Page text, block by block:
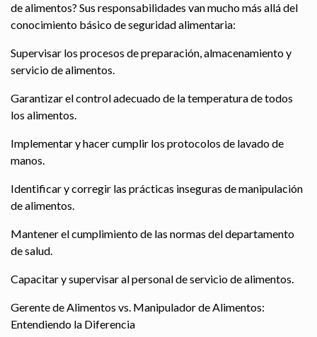
de alimentos? Sus responsabilidades van mucho más allá del
conocimiento básico de seguridad alimentaria:
Supervisar los procesos de preparación, almacenamiento y
servicio de alimentos.
Garantizar el control adecuado de la temperatura de todos
los alimentos.
Implementar y hacer cumplir los protocolos de lavado de
manos.
Identificar y corregir las prácticas inseguras de manipulación
de alimentos.
Mantener el cumplimiento de las normas del departamento
de salud.
Capacitar y supervisar al personal de servicio de alimentos.
Gerente de Alimentos vs. Manipulador de Alimentos:
Entendiendo la Diferencia